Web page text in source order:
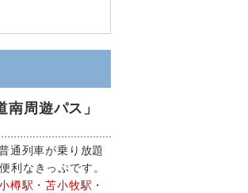
周遊パス」
通列車が乗り放題
利なきっぷです。
樽駅・苫小牧駅・